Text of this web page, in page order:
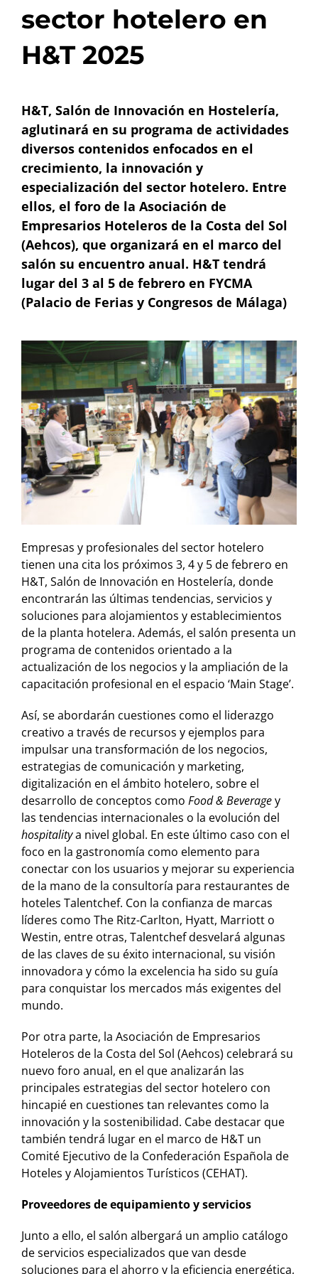
sector hotelero en
H&T 2025
H&T, Salón de Innovación en Hostelería,
aglutinará en su programa de actividades
diversos contenidos enfocados en el
crecimiento, la innovación y
especialización del sector hotelero. Entre
ellos, el foro de la Asociación de
Empresarios Hoteleros de la Costa del Sol
(Aehcos), que organizará en el marco del
salón su encuentro anual. H&T tendrá
lugar del 3 al 5 de febrero en FYCMA
(Palacio de Ferias y Congresos de Málaga)
Empresas y profesionales del sector hotelero
tienen una cita los próximos 3, 4 y 5 de febrero en
H&T, Salón de Innovación en Hostelería, donde
encontrarán las últimas tendencias, servicios y
soluciones para alojamientos y establecimientos
de la planta hotelera. Además, el salón presenta un
programa de contenidos orientado a la
actualización de los negocios y la ampliación de la
capacitación profesional en el espacio ‘Main Stage’.
Así, se abordarán cuestiones como el liderazgo
creativo a través de recursos y ejemplos para
impulsar una transformación de los negocios,
estrategias de comunicación y marketing,
digitalización en el ámbito hotelero, sobre el
desarrollo de conceptos como Food & Beveragey
las tendencias internacionales o la evolución del
hospitalitya nivel global. En este último caso con el
foco en la gastronomía como elemento para
conectar con los usuarios y mejorar su experiencia
de la mano de la consultoría para restaurantes de
hoteles Talentchef. Con la confianza de marcas
líderes como The Ritz-Carlton, Hyatt, Marriott o
Westin, entre otras, Talentchef desvelará algunas
de las claves de su éxito internacional, su visión
innovadora y cómo la excelencia ha sido su guía
para conquistar los mercados más exigentes del
mundo.
Por otra parte, la Asociación de Empresarios
Hoteleros de la Costa del Sol (Aehcos) celebrará su
nuevo foro anual, en el que analizarán las
principales estrategias del sector hotelero con
hincapié en cuestiones tan relevantes como la
innovación y la sostenibilidad. Cabe destacar que
también tendrá lugar en el marco de H&T un
Comité Ejecutivo de la Confederación Española de
Hoteles y Alojamientos Turísticos (CEHAT).
Proveedores de equipamiento y servicios
Junto a ello, el salón albergará un amplio catálogo
de servicios especializados que van desde
soluciones para el ahorro y la eficiencia energética,